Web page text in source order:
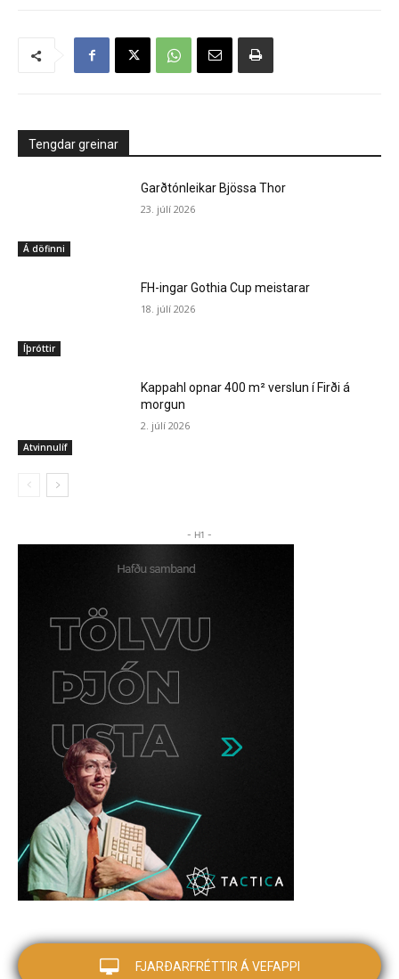
Tengdar greinar
Á döfinni
Garðtónleikar Bjössa Thor
23. júlí 2026
Íþróttir
FH-ingar Gothia Cup meistarar
18. júlí 2026
Atvinnulíf
Kappahl opnar 400 m² verslun í Firði á
morgun
2. júlí 2026
- H1 -
FJARÐARFRÉTTIR Á VEFAPPI